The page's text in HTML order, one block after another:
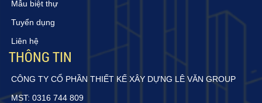
Mẫu biệt thự
Tuyển dụng
Liên hệ
THÔNG TIN
CÔNG TY CỔ PHẦN THIẾT KẾ XÂY DỰNG LÊ VĂN GROUP
MST: 0316 744 809